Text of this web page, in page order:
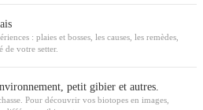
: plaies et bosses, les causes, les remèdes,
de votre setter.
petit gibier et autres.
Pour découvrir vos biotopes en images,